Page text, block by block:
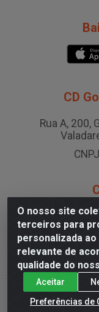
O nosso site
terceiros para
personalizada
relevante de
qualidade do
Aceitar
Preferências de
CD
Rua A, 200,
Rodovia BR-040
LOG -